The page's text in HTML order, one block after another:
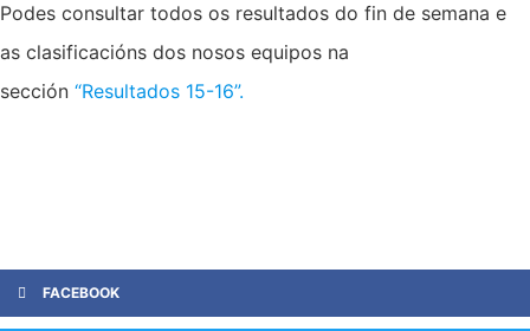
Podes consultar todos os resultados do fin de semana e
as clasificacións dos nosos equipos na
sección “Resultados 15-16”.
FACEBOOK